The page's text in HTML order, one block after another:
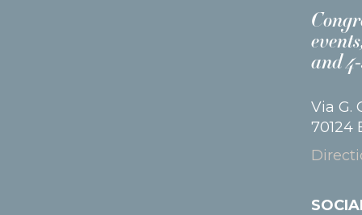
and
Via G.
70124